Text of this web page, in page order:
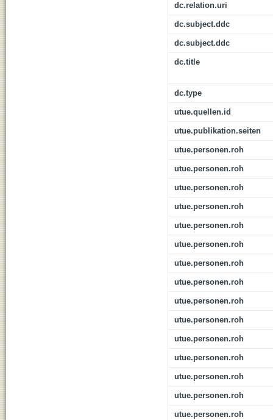
dc.relation.uri
dc.subject.ddc
dc.subject.ddc
dc.title
dc.type
utue.quellen.id
utue.publikation.seiten
utue.personen.roh
utue.personen.roh
utue.personen.roh
utue.personen.roh
utue.personen.roh
utue.personen.roh
utue.personen.roh
utue.personen.roh
utue.personen.roh
utue.personen.roh
utue.personen.roh
utue.personen.roh
utue.personen.roh
utue.personen.roh
utue.personen.roh